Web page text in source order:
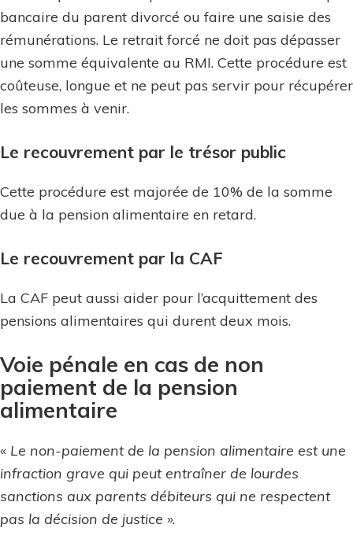
bancaire du parent divorcé ou faire une saisie des
rémunérations. Le retrait forcé ne doit pas dépasser
une somme équivalente au RMI. Cette procédure est
coûteuse, longue et ne peut pas servir pour récupérer
les sommes à venir.
Le recouvrement par le trésor public
Cette procédure est majorée de 10% de la somme
due à la pension alimentaire en retard.
Le recouvrement par la CAF
La CAF peut aussi aider pour l’acquittement des
pensions alimentaires qui durent deux mois.
Voie pénale en cas de non
paiement de la pension
alimentaire
« Le non-paiement de la pension alimentaire est une
infraction grave qui peut entraîner de lourdes
sanctions aux parents débiteurs qui ne respectent
pas la décision de justice ».